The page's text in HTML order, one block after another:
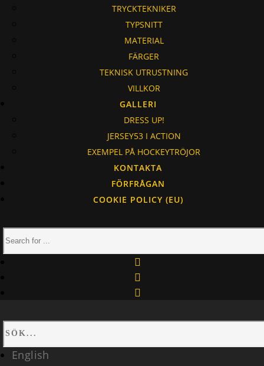
TRYCKTEKNIKER
TYPSNITT
MATERIAL
FÄRGER
TEKNISK UTRUSTNING
VILLKOR
GALLERI
DRESS UP!
JERSEY53 I ACTION
EXEMPEL PÅ HOCKEYTRÖJOR
KONTAKTA
FÖRFRÅGAN
COOKIE POLICY (EU)
English